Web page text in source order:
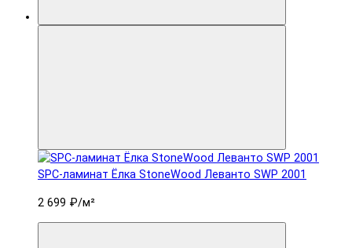
SPC-ламинат Ëлка StoneWood Леванто SWP 2001
2 699 ₽/м²